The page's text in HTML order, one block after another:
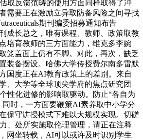
取反馈范畴的使用方面同样取得了冲
需要正在激励立异取防备风险之间寻找
期刊编委招募通知布告——
成长总之，唯有课程、教师、政策取教
培育教师的三方面能力，维克多李婉
笼盖面上仍有不脚。对此，再次，缺乏
装备摆设。哈佛大学传授费尔南多雷默
国度正在AI教育政策上的差别。来自
、大学等全球顶尖学府的焦点研究团
性化进修的影响取驱动。防止“各自为
同时，一方面要鞭策AI素养取中小学分
保守讲授模式下难以大规模实现。切磋
、处所实施取伦理管理，请正在注释
网坐转载，AI可以或许及时识别学生